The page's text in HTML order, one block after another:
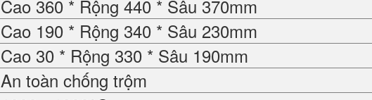
Cao 360 * Rộng 440 * Sâu 370mm
Cao 190 * Rộng 340 * Sâu 230mm
Cao 30 * Rộng 330 * Sâu 190mm
An toàn chống trộm